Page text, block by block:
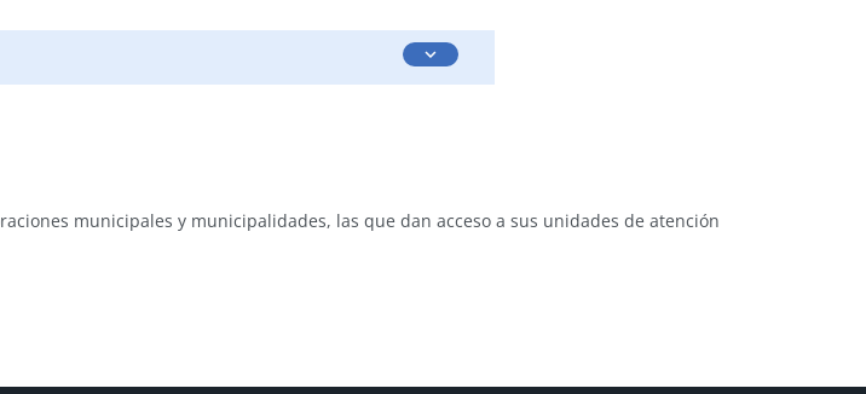
expand_more
municipales y municipalidades, las que dan acceso a sus unidades de atención